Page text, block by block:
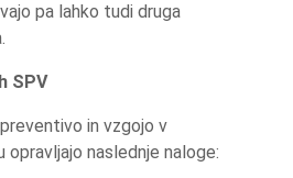
pa lahko tudi druga
SPV
in vzgojo v
naslednje naloge: